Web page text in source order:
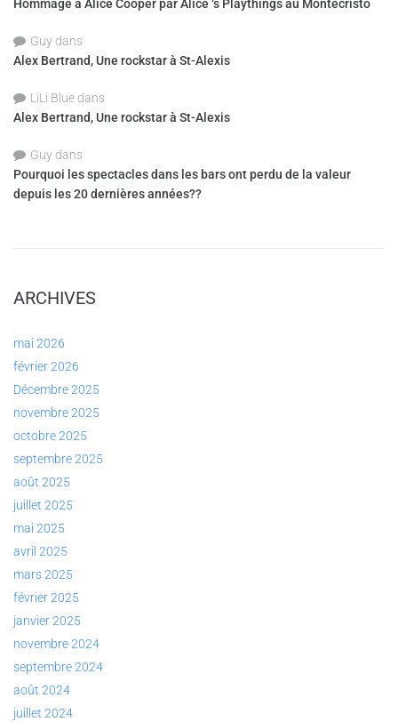
Hommage à Alice Cooper par Alice ‘s Playthings au Montecristo
Guy dans
Alex Bertrand, Une rockstar à St-Alexis
LiLi Blue dans
Alex Bertrand, Une rockstar à St-Alexis
Guy dans
Pourquoi les spectacles dans les bars ont perdu de la valeur
depuis les 20 dernières années??
ARCHIVES
mai 2026
février 2026
Décembre 2025
novembre 2025
octobre 2025
septembre 2025
août 2025
juillet 2025
mai 2025
avril 2025
mars 2025
février 2025
janvier 2025
novembre 2024
septembre 2024
août 2024
juillet 2024